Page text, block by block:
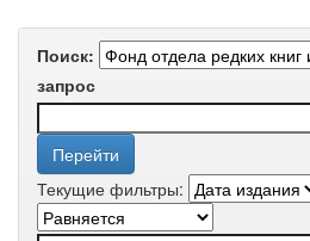
Поиск:
запрос
Текущие фильтры: